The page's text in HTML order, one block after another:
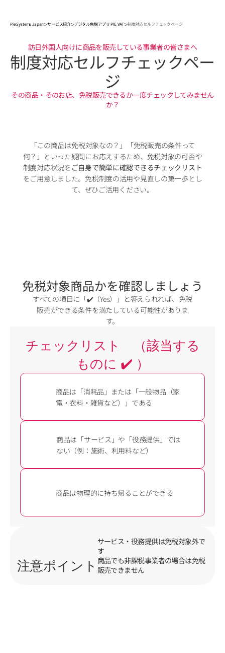
Pie Systems Japan>サービス紹介>デジタル免税アプリ PIE VAT>制度対応セルフチェックページ
訪日外国人向けに商品を販売している事業者の皆さまへ
制度対応セルフチェックペー
ジ
その商品・そのお店、免税販売できるか一度チェックしてみません
か？
「この商品は免税対象なの？」「免税販売の条件って
何？」といった疑問にお応えするため、免税対象の可否や
制度対応状況を ご自身で簡単に確認できるチェックリスト
をご用意しました。免税制度の活用や見直しの第一歩とし
て、ぜひご活用ください。
免税対象商品かを確認しましょう
すべての項目に「✔️（Yes）」と答えられれば、免税
販売ができる条件を満たしている可能性がありま
す。
チェックリスト　（該当する
ものに ✔️ ）
商品は「消耗品」または「一般物品（家
電・衣料・雑貨など）」である
商品は「サービス」や「役務提供」では
ない（例：施術、利用料など）
商品は物理的に持ち帰ることができる
注意ポイント
サービス・役務提供は免税対象外で
す
商品でも非課税事業者の場合は免税
販売できません